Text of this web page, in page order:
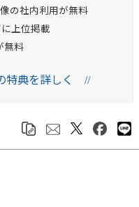
の社内利用が無料
上位掲載
無料
特典を詳しく //